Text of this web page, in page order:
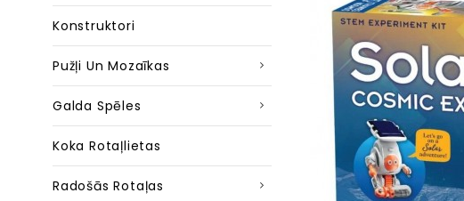
Konstruktori
Pužļi Un Mozaīkas
Galda Spēles
Koka Rotaļlietas
Radošās Rotaļas